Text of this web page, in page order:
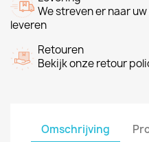
We streven er naar
leveren
Retouren
Bekijk onze retour
Omschrijving